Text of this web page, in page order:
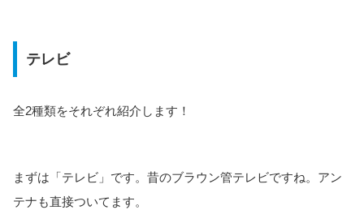
テレビ
全2種類をそれぞれ紹介します！
まずは「テレビ」です。昔のブラウン管テレビですね。アン
テナも直接ついてます。